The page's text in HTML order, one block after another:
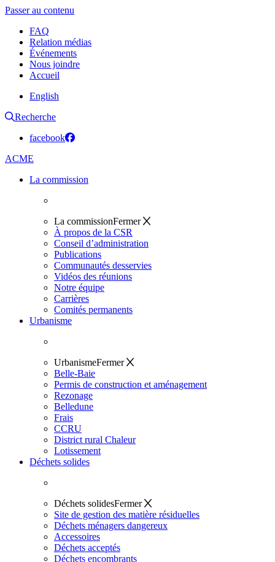
Passer au contenu
FAQ
Relation médias
Événements
Nous joindre
Accueil
English
Recherche
facebook
ACME
La commission
La commissionFermer
À propos de la CSR
Conseil d’administration
Publications
Communautés desservies
Vidéos des réunions
Notre équipe
Carrières
Comités permanents
Urbanisme
UrbanismeFermer
Belle-Baie
Permis de construction et aménagement
Rezonage
Belledune
Frais
CCRU
District rural Chaleur
Lotissement
Déchets solides
Déchets solidesFermer
Site de gestion des matière résiduelles
Déchets ménagers dangereux
Accessoires
Déchets acceptés
Déchets encombrants